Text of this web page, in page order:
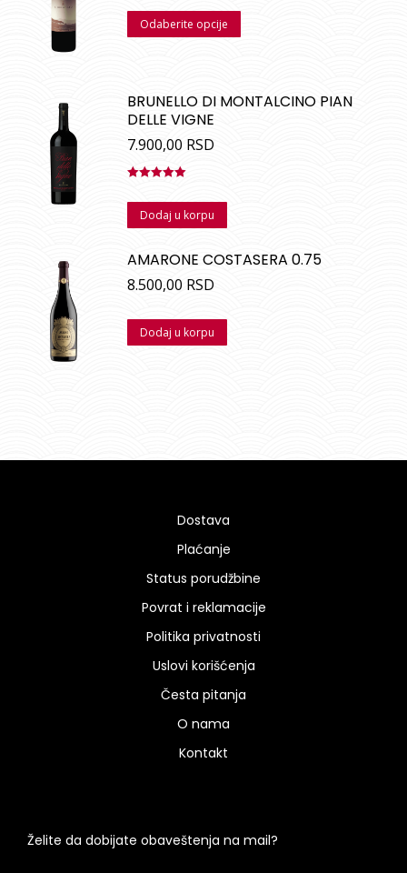
Odaberite opcije
BRUNELLO DI MONTALCINO PIAN
DELLE VIGNE
7.900,00 RSD
sa5.00od
Dodaj u korpu
AMARONE COSTASERA 0.75
8.500,00 RSD
Dodaj u korpu
Dostava
Plaćanje
Status porudžbine
Povrat i reklamacije
Politika privatnosti
Uslovi korišćenja
Česta pitanja
O nama
Kontakt
Želite da dobijate obaveštenja na mail?